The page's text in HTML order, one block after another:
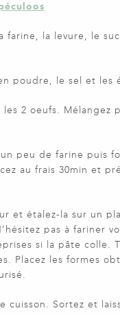
farine, la levure, le
poudre, le sel et les
2 oeufs. Mélangez
peu de farine puis
au frais 30min et
et étalez-la sur un
pas à fariner
si la pâte colle.
Placez les formes
cuisson. Sortez et